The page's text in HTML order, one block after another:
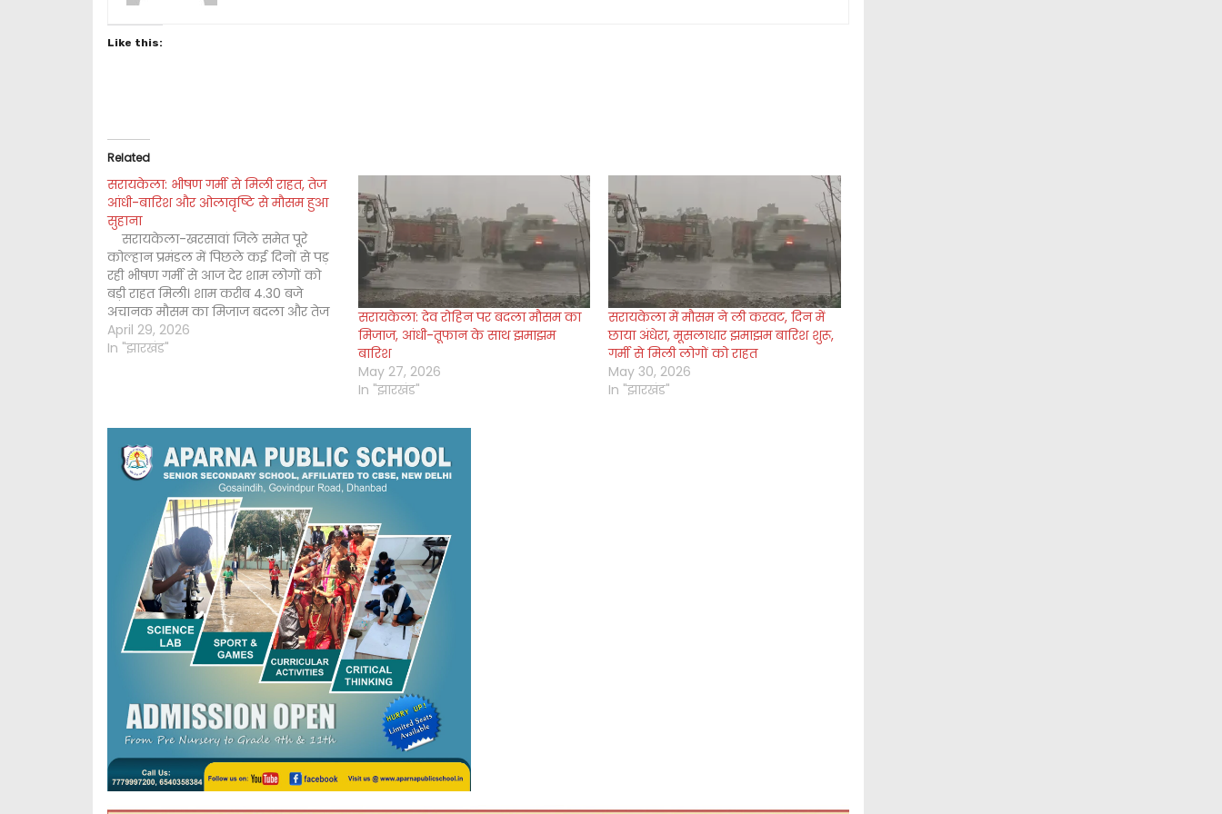
Like this:
Related
सरायकेला: भीषण गर्मी से मिली राहत, तेज
आंधी-बारिश और ओलावृष्टि से मौसम हुआ
सुहाना
सरायकेला-खरसावां जिले समेत पूरे
कोल्हान प्रमंडल में पिछले कई दिनों से पड़
रही भीषण गर्मी से आज देर शाम लोगों को
बड़ी राहत मिली। शाम करीब 4.30 बजे
अचानक मौसम का मिजाज बदला और तेज
आंधी-तूफान, कड़कड़ाहट व बिजली की
गर्जन के साथ जमकर बारिश हुई। कई
April 29, 2026
In "झारखंड"
सरायकेला: देव रोहिन पर बदला मौसम का
मिजाज, आंधी-तूफान के साथ झमाझम
बारिश
May 27, 2026
In "झारखंड"
सरायकेला में मौसम ने ली करवट, दिन में
छाया अंधेरा, मूसलाधार झमाझम बारिश शुरू,
गर्मी से मिली लोगों को राहत
May 30, 2026
In "झारखंड"